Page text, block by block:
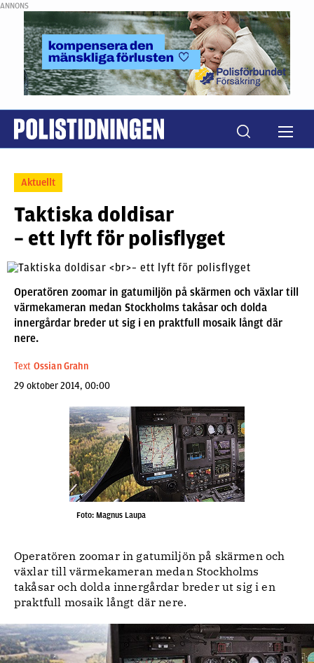
ANNONS
Aktuellt
Taktiska doldisar
– ett lyft för polisflyget
Operatören zoomar in gatumiljön på skärmen och växlar till
värmekameran medan Stockholms takåsar och dolda
innergårdar breder ut sig i en praktfull mosaik långt där
nere.
Text Ossian Grahn
29 oktober 2014, 00:00
Foto: Magnus Laupa
Operatören zoomar in gatumiljön på skärmen och
växlar till värmekameran medan Stockholms
takåsar och dolda innergårdar breder ut sig i en
praktfull mosaik långt där nere.